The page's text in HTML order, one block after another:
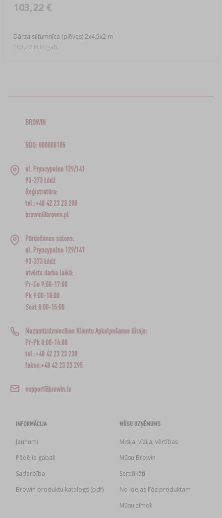
Dārza siltumnīca (plēves) 2x4,5x2 m
103,22 €
103,22 EUR/gab.
BROWIN
BDO: 000008185
ul. Pryncypalna 129/141
93-373 Łódź
Reģistratūra:
tel.:+48 42 23 23 200
browin@browin.pl
Pārdošanas salons:
ul. Pryncypalna 129/141
93-373 Łódź
atvērts darba laikā:
Pr-Ce 9:00-17:00
Pk 9:00-18:00
Sest 8:00-15:00
Mazumtirdzniecības Klientu Apkalpošanas Birojs:
Pr-Pk 8:00-16:00
tel.:+48 42 23 23 230
fakss:+48 42 23 23 295
support@browin.lv
INFORMĀCIJA
Jaunumi
Pēdējie gabali
Sadarbība
Browin produktu katalogs (pdf)
MŪSU UZŅĒMUMS
Misija, vīzija, vērtības
Mūsu Browin
Sertifikāti
No idejas līdz produktam
Mūsu zīmoli